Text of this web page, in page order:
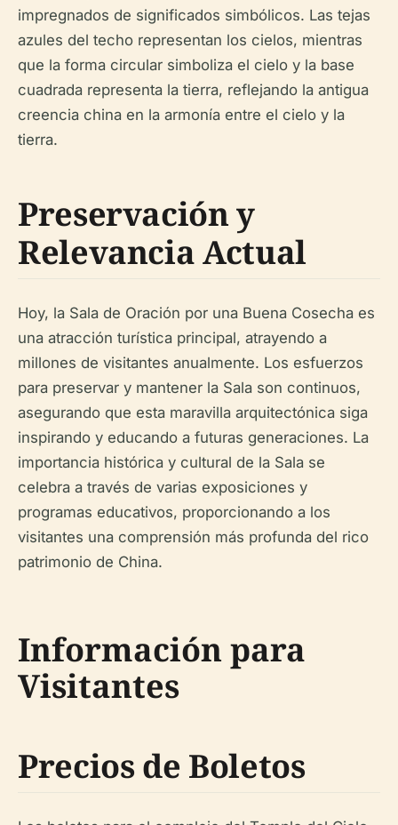
impregnados de significados simbólicos. Las tejas
azules del techo representan los cielos, mientras
que la forma circular simboliza el cielo y la base
cuadrada representa la tierra, reflejando la antigua
creencia china en la armonía entre el cielo y la
tierra.
Preservación y
Relevancia Actual
Hoy, la Sala de Oración por una Buena Cosecha es
una atracción turística principal, atrayendo a
millones de visitantes anualmente. Los esfuerzos
para preservar y mantener la Sala son continuos,
asegurando que esta maravilla arquitectónica siga
inspirando y educando a futuras generaciones. La
importancia histórica y cultural de la Sala se
celebra a través de varias exposiciones y
programas educativos, proporcionando a los
visitantes una comprensión más profunda del rico
patrimonio de China.
Información para
Visitantes
Precios de Boletos